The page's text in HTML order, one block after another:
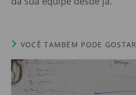
VOCÊ TAMBÉM PODE GOSTAR